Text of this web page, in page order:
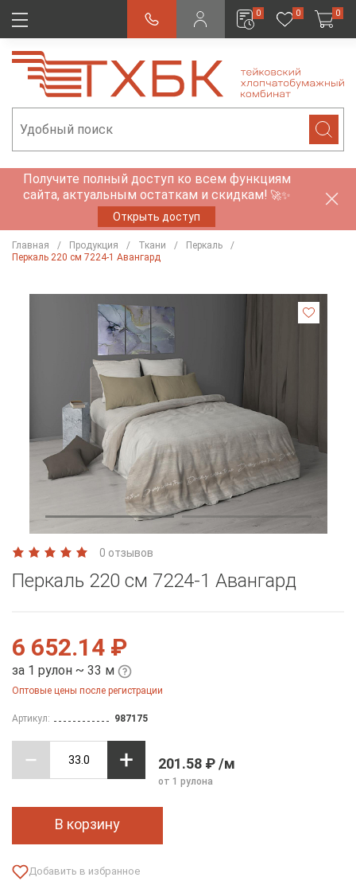
0 0 0
Получите полный доступ ко всем функциям
сайта, актуальным остаткам и скидкам! 🚀✨
Открыть доступ
Главная Продукция Ткани
Перкаль
Перкаль 220 см 7224-1 Авангард
0 отзывов
Перкаль 220 см 7224-1 Авангард
6 652.14 ₽
за 1 рулон ~ 33 м
Оптовые цены после регистрации
Артикул: 987175
201.58 ₽ /м
от 1 рулона
В корзину